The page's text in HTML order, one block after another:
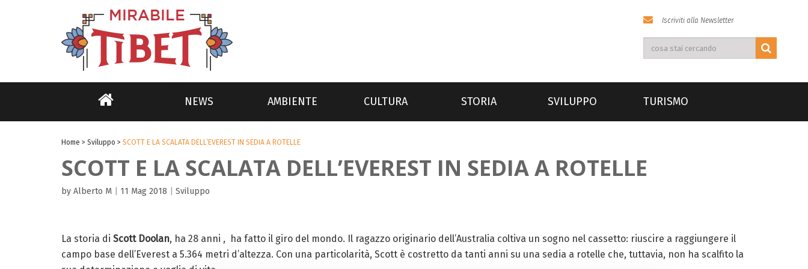
Iscriviti alla Newsletter
NEWS AMBIENTE CULTURA STORIA SVILUPPO TURISMO
Home > Sviluppo > SCOTT E LA SCALATA DELL’EVEREST IN SEDIA A ROTELLE
SCOTT E LA SCALATA DELL’EVEREST IN SEDIA A ROTELLE
by Alberto M 11 Mag 2018 Sviluppo
La storia di Scott Doolan, ha 28 anni , ha fatto il giro del mondo. Il ragazzo originario dell’Australia coltiva un sogno nel cassetto: riuscire a raggiungere il
campo base dell’Everest a 5.364 metri d’altezza. Con una particolarità, Scott è costretto da tanti anni su una sedia a rotelle che, tuttavia, non ha scalfito la